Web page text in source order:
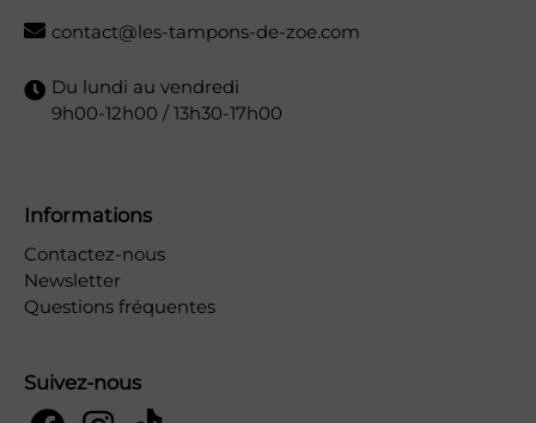
contact@les-tampons-de-zoe.com
Du lundi au vendredi
9h00-12h00 / 13h30-17h00
Informations
Contactez-nous
Newsletter
Questions fréquentes
Suivez-nous